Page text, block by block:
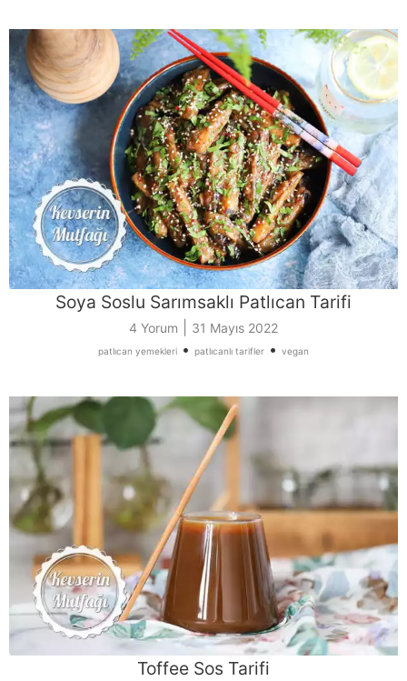
Soya Soslu Sarımsaklı Patlıcan Tarifi
4 Yorum 31 Mayıs 2022
patlıcan yemekleri • patlıcanlı tarifler • vegan
Toffee Sos Tarifi